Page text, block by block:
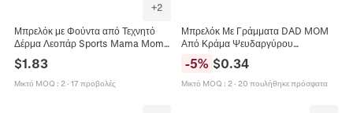
+2
Μπρελόκ με Φούντα από Τεχνητό
Δέρμα Λεοπάρ Sports Mama Mom
Τυπωμένο Ποδόσφαιρο Μπέιζμπολ
Ράγκμπι Μπάσκετ Μενταγιόν
Τσάντας Δώρο
$1.83
Μικτό MOQ : 2· 17 προβολές
Μπρελόκ Με Γράμματα DAD MOM
Από Κράμα Ψευδαργύρου
Γυαλιστερό Ασημί Μεταλλικό
Δαχτυλίδι Δώρο Για Πατέρα Μητέρα
-5% $0.34
Μικτό MOQ : 2· 20 πουλήθηκε πρόσφατα